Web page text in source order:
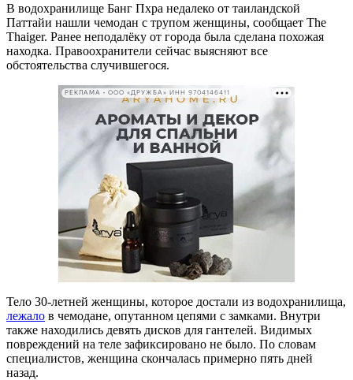
В водохранилище Банг Пхра недалеко от таиландской
Паттайи нашли чемодан с трупом женщины, сообщает The
Thaiger. Ранее неподалёку от города была сделана похожая
находка. Правоохранители сейчас выясняют все
обстоятельства случившегося.
РЕКЛАМА • ООО «ДРУЖБА» ИНН 9704146411
Тело 30-летней женщины, которое достали из водохранилища,
лежало в чемодане, опутанном цепями с замками. Внутри
также находились девять дисков для гантелей. Видимых
повреждений на теле зафиксировано не было. По словам
специалистов, женщина скончалась примерно пять дней
назад.